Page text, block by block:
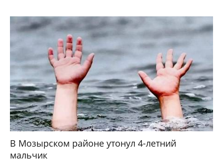
В Мозырском районе утонул 4-летний
мальчик